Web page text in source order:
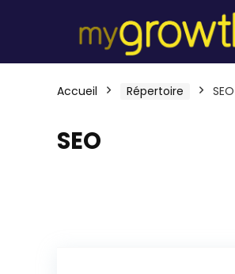
Accueil Répertoire SEO
SEO